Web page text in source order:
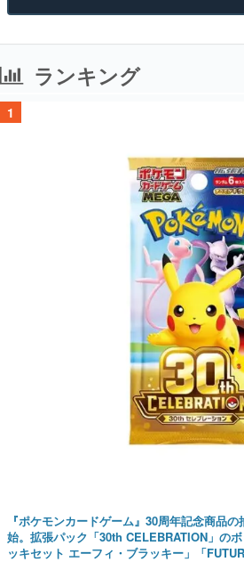
ランキング
1
『ポケモンカードゲーム』30周年記念商品
始。拡張パック「30th CELEBRATION」の
ッキセット エーフィ・ブラッキー」「